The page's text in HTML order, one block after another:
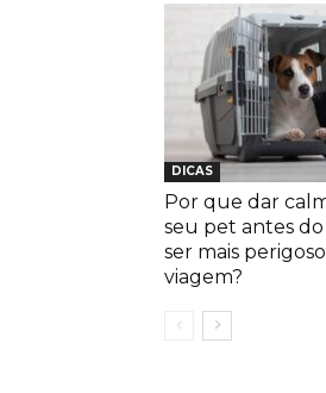
DICAS
Por que dar
seu pet antes
ser mais
viagem?